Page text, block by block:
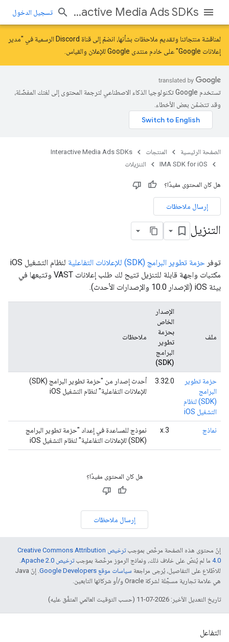
Interactive Media Ads SDKs تسجيل الدخول
لمناقشة منتجاتنا وتقديم ملاحظات بشأنها، انضمّ إلى قناة Discord الرسمية في "مدير
إعلانات Google" على خادم
منتدى Google للإعلان والقياس
تستخدم Google تكنولوجيا الذكاء الاصطناعي لترجمة المحتوى إلى لغتك المفضّلة،
وقد تتضمّن بعض الأخطاء.
الصفحة الرئيسية المنتجات
Interactive Media Ads SDKs
IMA SDK for iOS
التنزيلات
هل كان المحتوى مفيدًا؟
إرسال ملاحظات
التنزيل
توفر حزمة تطوير البرامج (SDK) للإعلانات التفاعلية
لنظام التشغيل iOS
مكتبات واجهة قابلة للتنزيل تتيح لك طلب إعلانات VAST وتتبعها في
بيئة iOS (الإصدار 10.0 والإصدارات الأحدث).
ملف
الإصدار
الخاص
بحزمة
تطوير
البرامج
(SDK)
ملاحظات
حزمة تطوير
البرامج
(SDK) لنظام
التشغيل iOS
3.32.0
أحدث إصدار من "حزمة تطوير البرامج (SDK)
للإعلانات التفاعلية" لنظام التشغيل iOS
نماذج 3.x
نموذج للمساعدة في إعداد "حزمة تطوير البرامج
(SDK) للإعلانات التفاعلية" لنظام التشغيل iOS
هل كان المحتوى مفيدًا؟
إرسال ملاحظات
إنّ محتوى هذه الصفحة مرخّص بموجب
ترخيص Creative Commons Attribution
4.0‏ ما لم يُنصّ على خلاف ذلك، ونماذج الرموز مرخّصة بموجبترخيص Apache 2.0‏
.
للاطّلاع على التفاصيل، يُرجى مراجعة سياسات موقع Google Developers‏
. إنّ Java
هي علامة تجارية مسجَّلة لشركة Oracle و/أو شركائها التابعين.
تاريخ التعديل الأخير: 2026-07-11 (حسب التوقيت العالمي المتفَّق عليه)
التفاعل